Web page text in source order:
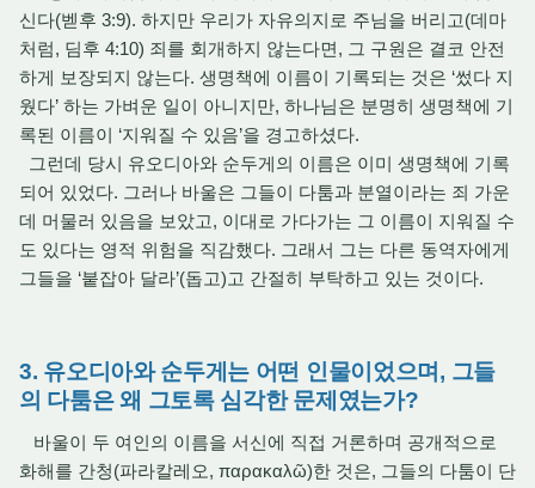
신다(벧후 3:9). 하지만 우리가 자유의지로 주님을 버리고(데마
처럼, 딤후 4:10) 죄를 회개하지 않는다면, 그 구원은 결코 안전
하게 보장되지 않는다. 생명책에 이름이 기록되는 것은 ‘썼다 지
웠다’ 하는 가벼운 일이 아니지만, 하나님은 분명히 생명책에 기
록된 이름이 ‘지워질 수 있음’을 경고하셨다.
그런데 당시 유오디아와 순두게의 이름은 이미 생명책에 기록
되어 있었다. 그러나 바울은 그들이 다툼과 분열이라는 죄 가운
데 머물러 있음을 보았고, 이대로 가다가는 그 이름이 지워질 수
도 있다는 영적 위험을 직감했다. 그래서 그는 다른 동역자에게
그들을 ‘붙잡아 달라’(돕고)고 간절히 부탁하고 있는 것이다.
3. 유오디아와 순두게는 어떤 인물이었으며, 그들
의 다툼은 왜 그토록 심각한 문제였는가?
바울이 두 여인의 이름을 서신에 직접 거론하며 공개적으로
화해를 간청(파라칼레오, παρακαλῶ)한 것은, 그들의 다툼이 단